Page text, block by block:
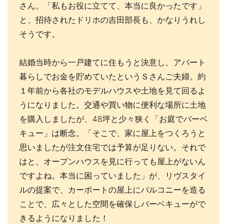
さん。「私もお役に立てて、本当に良かったです」
と、招待されたドリホの吉田部長も、かなりうれし
そうです。
結婚当時から一戸建てに住もうと決意し、アパート
暮らしでお金を貯めていたというＳさんご夫婦。約
１年前から各社のモデルハウスや土地を見て回るよ
うになりました。交通や買い物に便利な場所に土地
を購入しましたが、48坪と少々狭く「お庭でバーベ
キュー」は断念。「そこで、家に屋上をつくろうと
思いましたが注文住宅では予算が足りない。それで
はと、オープンハウスを見に行っても屋上がないん
ですよね。本当に困っていました」が、リヴスタイ
ルの提案で、カーポートの屋上にバルコニーを造る
ことで、広々とした空間を確保しバーベキューがで
きるようになりました！